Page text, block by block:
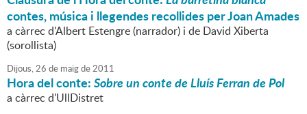
contes, música i llegendes recollides per Joan Amades
a càrrec d'Albert Estengre (narrador) i de David Xiberta
(sorollista)
Dijous,26 de maigde2011
Hora del conte:Sobre un conte de Lluís Ferran de Pol
a càrrec d'UllDistret